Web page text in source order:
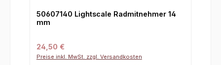
50607140 Lightscale Radmitnehmer 14
mm
Regulärer Preis:
24,50 €
Preise inkl. MwSt. zzgl. Versandkosten